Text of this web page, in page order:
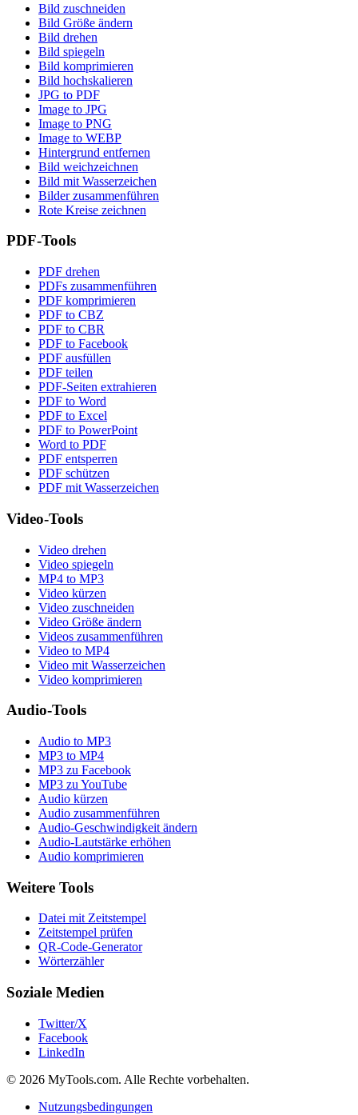
Bild zuschneiden
Bild Größe ändern
Bild drehen
Bild spiegeln
Bild komprimieren
Bild hochskalieren
JPG to PDF
Image to JPG
Image to PNG
Image to WEBP
Hintergrund entfernen
Bild weichzeichnen
Bild mit Wasserzeichen
Bilder zusammenführen
Rote Kreise zeichnen
PDF-Tools
PDF drehen
PDFs zusammenführen
PDF komprimieren
PDF to CBZ
PDF to CBR
PDF to Facebook
PDF ausfüllen
PDF teilen
PDF-Seiten extrahieren
PDF to Word
PDF to Excel
PDF to PowerPoint
Word to PDF
PDF entsperren
PDF schützen
PDF mit Wasserzeichen
Video-Tools
Video drehen
Video spiegeln
MP4 to MP3
Video kürzen
Video zuschneiden
Video Größe ändern
Videos zusammenführen
Video to MP4
Video mit Wasserzeichen
Video komprimieren
Audio-Tools
Audio to MP3
MP3 to MP4
MP3 zu Facebook
MP3 zu YouTube
Audio kürzen
Audio zusammenführen
Audio-Geschwindigkeit ändern
Audio-Lautstärke erhöhen
Audio komprimieren
Weitere Tools
Datei mit Zeitstempel
Zeitstempel prüfen
QR-Code-Generator
Wörterzähler
Soziale Medien
Twitter/X
Facebook
LinkedIn
© 2026 MyTools.com. Alle Rechte vorbehalten.
Nutzungsbedingungen